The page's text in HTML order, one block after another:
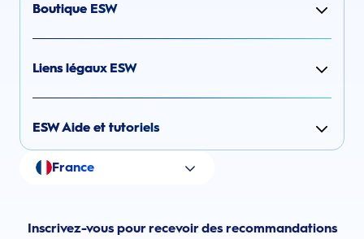
Boutique ESW
Liens légaux ESW
ESW Aide et tutoriels
France
Inscrivez-vous pour recevoir des recommandations